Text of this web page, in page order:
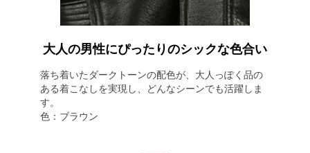
大人の男性にぴったりのシックな色合い
落ち着いたダークトーンの配色が、大人っぽく品の
ある着こなしを実現し、どんなシーンでも活躍しま
す。
色：ブラウン